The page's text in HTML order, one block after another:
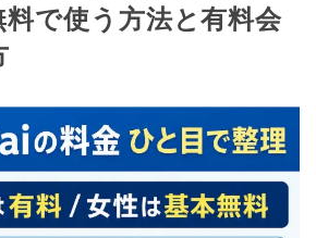
で使う方法と有料会